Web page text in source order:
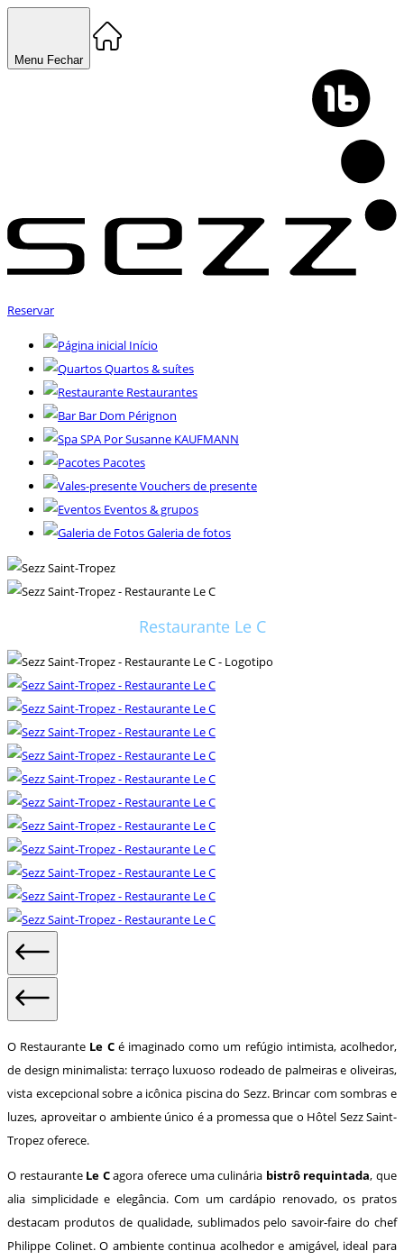
Menu Fechar
Reservar
Início
Quartos & suítes
Restaurantes
Bar Dom Pérignon
SPA Por Susanne KAUFMANN
Pacotes
Vouchers de presente
Eventos & grupos
Galeria de fotos
Restaurante Le C
O Restaurante Le Cé imaginado como um refúgio intimista, acolhedor,
de design minimalista: terraço luxuoso rodeado de palmeiras e oliveiras,
vista excepcional sobre a icônica piscina do Sezz. Brincar com sombras e
luzes, aproveitar o ambiente único é a promessa que o Hôtel Sezz Saint-
Tropez oferece.
O restaurante Le Cagora oferece uma culinária bistrô requintada, que
alia simplicidade e elegância. Com um cardápio renovado, os pratos
destacam produtos de qualidade, sublimados pelo savoir-faire do chef
Philippe Colinet. O ambiente continua acolhedor e amigável, ideal para